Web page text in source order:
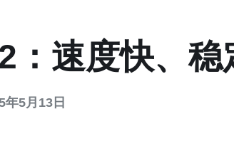
：速度快、稳
年5月13日